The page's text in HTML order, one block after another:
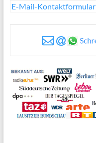
E-Mail-Kontaktformular